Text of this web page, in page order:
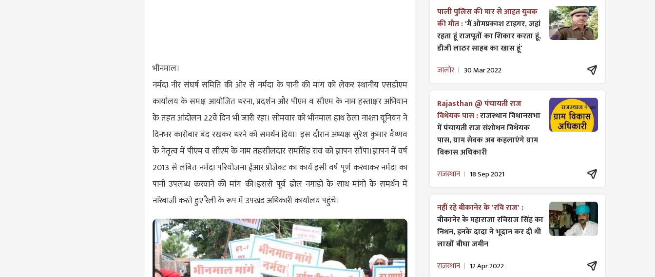
भीनमाल।
नर्मदा नीर संघर्ष समिति की ओर से नर्मदा के पानी की मांग को लेकर स्थानीय एसडीएम
कार्यालय के समक्ष आयोजित धरना, प्रदर्शन और पीएम व सीएम के नाम हस्ताक्षर अभियान
के तहत आंदोलन 22वें दिन भी जारी रहा। सोमवार को भीनमाल हाथ ठेला नाश्ता यूनियन ने
दिनभर कारोबार बंद रखकर धरने को समर्थन दिया। इस दौरान अध्यक्ष सुरेश कुमार वैष्णव
के नेतृत्व में पीएम व सीएम के नाम तहसीलदार रामसिंह राव को ज्ञापन सौंपा।ज्ञापन में वर्ष
2013 से लंबित नर्मदा परियोजना ईआर प्रोजेक्ट का कार्य इसी वर्ष पूर्ण करवाकर नर्मदा का
पानी उपलब्ध करवाने की मांग की।इससे पूर्व ढोल नगाड़ों के साथ मांगो के समर्थन में
नारेबाजी करते हुए रैली के रूप में उपखंड अधिकारी कार्यालय पहुंचे।
पाली पुलिस की मार से आहत युवक
की मौत :'मैं ओमप्रकाश टाइगर, जहां
रहता हूं राजपूतों का शिकार करता हूं,
डीजी लाठर साहब का खास हूं'
जालोर 30 Mar 2022
Rajasthan @ पंचायती राज
विधेयक पास :राजस्थान विधानसभा
में पंचायती राज ​संशोधन विधेयक
पास, ग्राम सेवक अब कहलाएंगे ग्राम
विकास अधिकारी
राजस्थान 18 Sep 2021
नहीं रहे बीकानेर के 'रवि राज' :
बीकानेर के महाराजा रविराज सिंह का
निधन, इनके दादा ने भूदान कर दी थी
लाखों बीघा जमीन
राजस्थान 12 Apr 2022